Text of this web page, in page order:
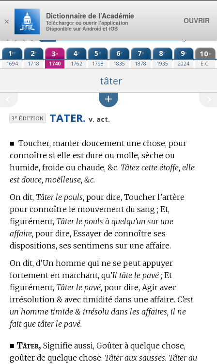
Aller au contenu
1re
1694
2e
1718
3e
1740
4e
1762
5e
1798
6e
1835
7e
1878
8e
1935
9e
2024
10e
E.C.
tâter
3eÉDITION TATER. v. act.
■ Toucher, manier doucement une chose, pour
connoître si elle est dure ou molle, sèche ou
humide, froide ou chaude, &c. Tâtez cette étoffe, elle
est douce, moëlleuse, &c.
On dit, Tâter le pouls, pour dire, Toucher l’artère
pour connoître le mouvement du sang ; Et,
figurément, Tâter le pouls à quelqu’un sur une
affaire, pour dire, Essayer de connoître ses
dispositions, ses sentimens sur une affaire.
On dit, d’Un homme qui ne se peut appuyer
fortement en marchant, qu’Il tâte le pavé ; Et
figurément, Tâter le pavé, pour dire, Agir avec
irrésolution & avec timidité dans une affaire. C’est
un homme timide & irrésolu dans les affaires, il ne
fait que tâter le pavé.
■ Tâter, Signifie aussi, Goûter à quelque chose,
goûter de quelque chose. Tâter aux sausses. Tâter au
×
Dictionnaire de l’Académie
Télécharger ou ouvrir l’application
Disponible sur Android et iOS
OUVRIR